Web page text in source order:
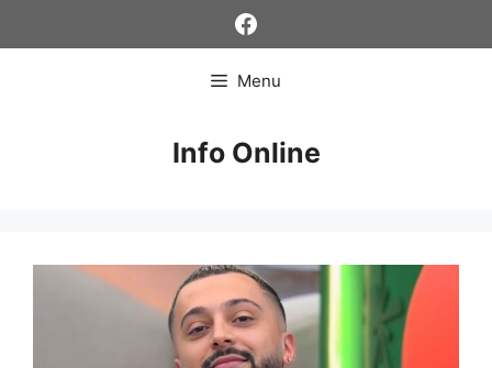
Facebook
Menu
Info Online